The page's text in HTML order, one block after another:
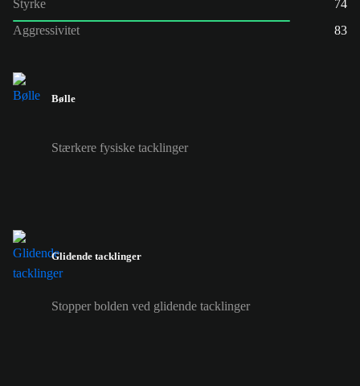
Styrke
74
Aggressivitet
83
Bølle
Stærkere fysiske tacklinger
Glidende tacklinger
Stopper bolden ved glidende tacklinger